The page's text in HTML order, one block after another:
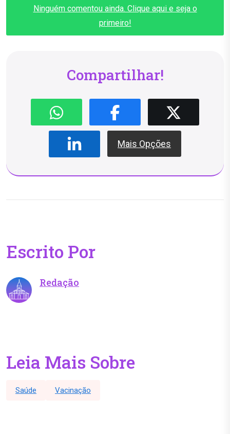
Ninguém comentou ainda. Clique aqui e seja o
primeiro!
Compartilhar!
Mais Opções
Escrito Por
Redação
Leia Mais Sobre
Saúde Vacinação